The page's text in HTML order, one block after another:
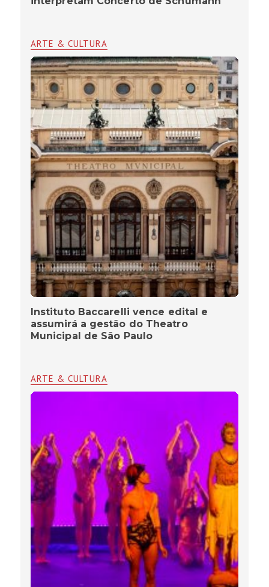
ARTE & CULTURA
Instituto Baccarelli vence edital e
assumirá a gestão do Theatro
Municipal de São Paulo
ARTE & CULTURA